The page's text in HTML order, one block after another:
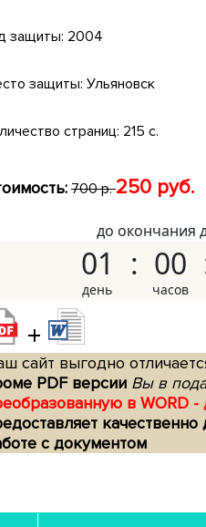
защиты: 2004
защиты: Ульяновск
страниц: 215 с.
700 р.250 руб.
до окончания
01 00
+
сайт выгодно
PDF версии Вы в
в WORD -
с документом